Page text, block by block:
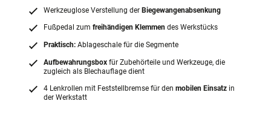
Werkzeuglose Verstellung der Biegewangenabsenkung
Fußpedal zum freihändigen Klemmen des Werkstücks
Praktisch: Ablageschale für die Segmente
Aufbewahrungsbox für Zubehörteile und Werkzeuge, die
zugleich als Blechauflage dient
4 Lenkrollen mit Feststellbremse für den mobilen Einsatz in
der Werkstatt